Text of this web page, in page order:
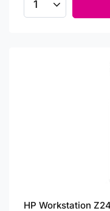
Ilość produktów
HP Workstation